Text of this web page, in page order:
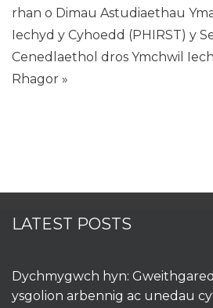
rhan o Dimau Astudiaethau
Iechyd y Cyhoedd (PHIRST) y
Cenedlaethol dros Ymchwil
Rhagor »
LATEST POSTS
Dychmygwch hyn:
ysgolion arbennig ac unedau